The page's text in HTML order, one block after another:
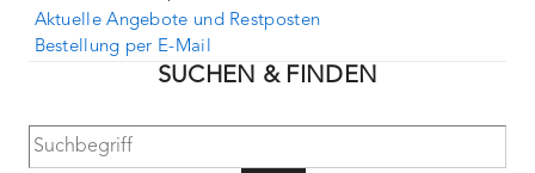
Aktuelle Angebote und Restposten
Bestellung per E-Mail
SUCHEN & FINDEN